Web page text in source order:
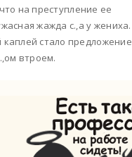
на преступление ее
жажда с.,а у жениха.
каплей стало предложение
втроем.